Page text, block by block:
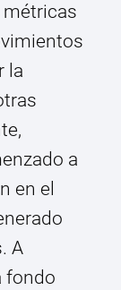
métricas
la
a
en el
A
fondo